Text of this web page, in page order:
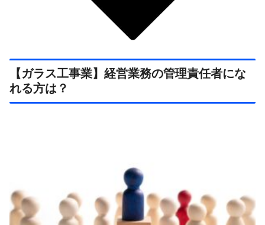
【ガラス工事業】経営業務の管理責任者にな
れる方は？